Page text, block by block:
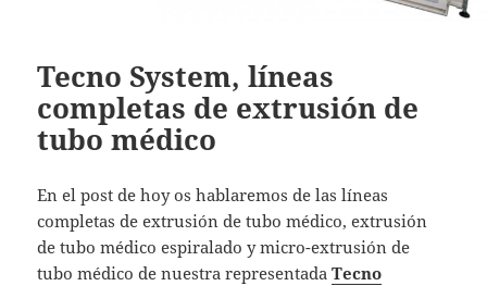
Tecno System, líneas
completas de extrusión de
tubo médico
En el post de hoy os hablaremos de las líneas
completas de extrusión de tubo médico, extrusión
de tubo médico espiralado y micro-extrusión de
tubo médico de nuestra representadaTecno